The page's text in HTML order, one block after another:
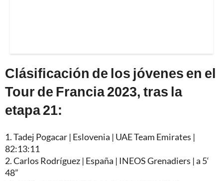
Clásificación de los jóvenes en el
Tour de Francia 2023, tras la
etapa 21:
1. Tadej Pogacar | Eslovenia | UAE Team Emirates |
82:13:11
2. Carlos Rodríguez | España | INEOS Grenadiers | a 5‘
48”